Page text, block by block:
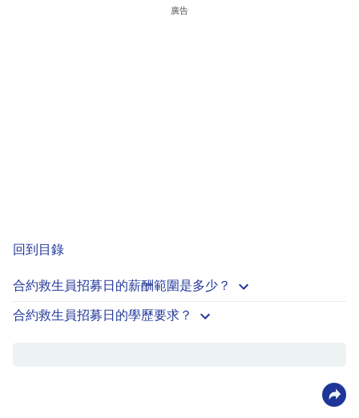
廣告
回到目錄
合約救生員招募日的薪酬範圍是多少？
合約救生員招募日的學歷要求？